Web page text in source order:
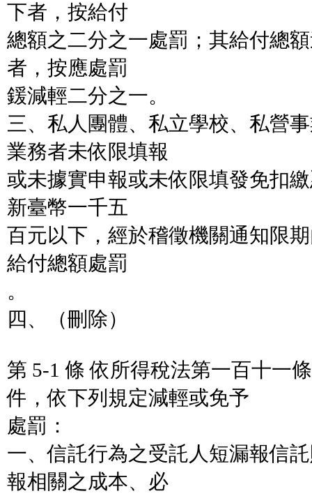
下者，按給付
總額之二分之一處罰；其給付總
者，按應處罰
鍰減輕二分之一。
三、私人團體、私立學校、私營
業務者未依限填報
或未據實申報或未依限填發免扣
新臺幣一千五
百元以下，經於稽徵機關通知限
給付總額處罰
。
四、（刪除）
第 5-1 條 依所得稅法第一百十一
件，依下列規定減輕或免予
處罰：
一、信託行為之受託人短漏報信
報相關之成本、必